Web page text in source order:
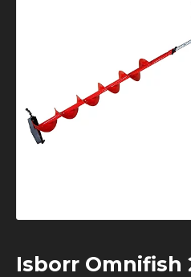
Isborr Omnifish